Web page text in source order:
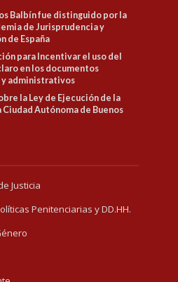
Balbín fue distinguido por la
de Jurisprudencia y
de España
para Incentivar el uso del
en los documentos
administrativos
la Ley de Ejecución de la
Ciudad Autónoma de Buenos
Justicia
Penitenciarias y DD.HH.